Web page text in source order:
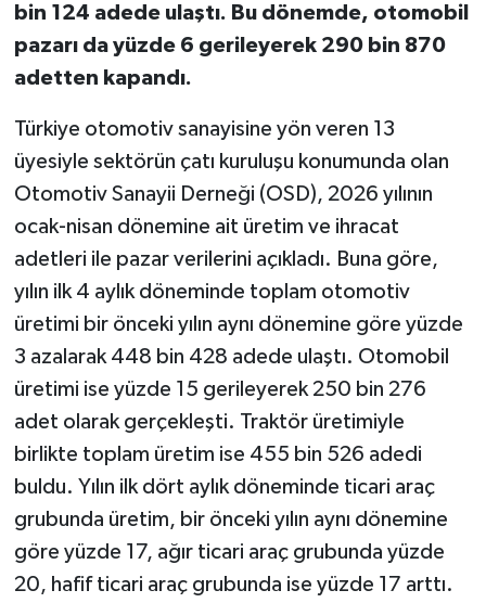
bin 124 adede ulaştı. Bu dönemde, otomobil
pazarı da yüzde 6 gerileyerek 290 bin 870
adetten kapandı.
Türkiye otomotiv sanayisine yön veren 13
üyesiyle sektörün çatı kuruluşu konumunda olan
Otomotiv Sanayii Derneği (OSD), 2026 yılının
ocak-nisan dönemine ait üretim ve ihracat
adetleri ile pazar verilerini açıkladı. Buna göre,
yılın ilk 4 aylık döneminde toplam otomotiv
üretimi bir önceki yılın aynı dönemine göre yüzde
3 azalarak 448 bin 428 adede ulaştı. Otomobil
üretimi ise yüzde 15 gerileyerek 250 bin 276
adet olarak gerçekleşti. Traktör üretimiyle
birlikte toplam üretim ise 455 bin 526 adedi
buldu. Yılın ilk dört aylık döneminde ticari araç
grubunda üretim, bir önceki yılın aynı dönemine
göre yüzde 17, ağır ticari araç grubunda yüzde
20, hafif ticari araç grubunda ise yüzde 17 arttı.